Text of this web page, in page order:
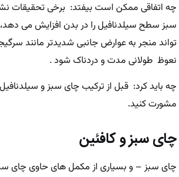
چه اتفاقی ممکن است بیفتد: برخی تحقیقات
سبز سطح سیلدنافیل را در بدن افزایش می دهد،
تواند منجر به عوارض جانبی شدیدتر مانند
نعوظ طولانی مدت و دردناک شود .
چه باید کرد: قبل از ترکیب چای سبز و
مشورت کنید.
چای سبز و کافئین
چای سبز – و بسیاری از مکمل های حاوی چای